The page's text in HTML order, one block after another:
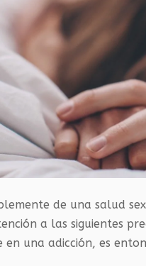
de una salud
a las siguientes
en una adicción, es